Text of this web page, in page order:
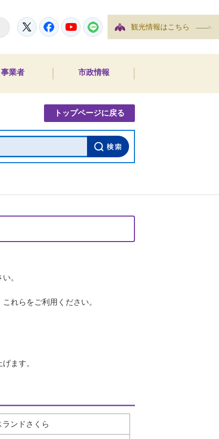
TwitterFacebookYouTubeLINE 観光情報はこちら
事業者 市政情報
トップページに戻る
。
れらをご利用ください。
ます。
ランドさくら